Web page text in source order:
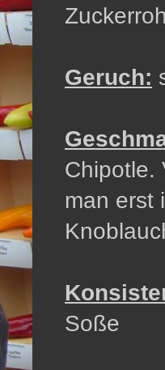
Geruch:
Chipotle.
man erst
Soße